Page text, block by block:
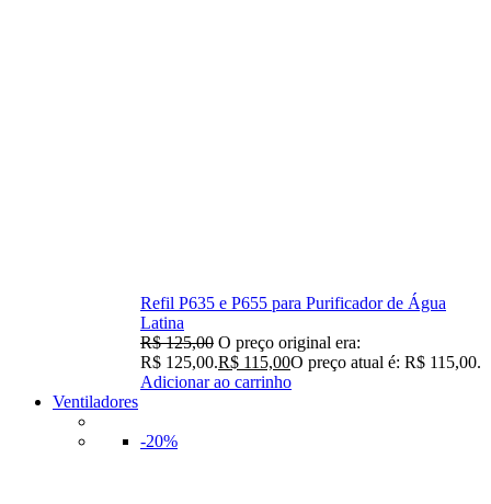
Refil P635 e P655 para Purificador de Água
Latina
R$125,00 O preço original era:
R$ 125,00.R$ 115,00O preço atual é: R$ 115,00.
Adicionar ao carrinho
Ventiladores
-20%